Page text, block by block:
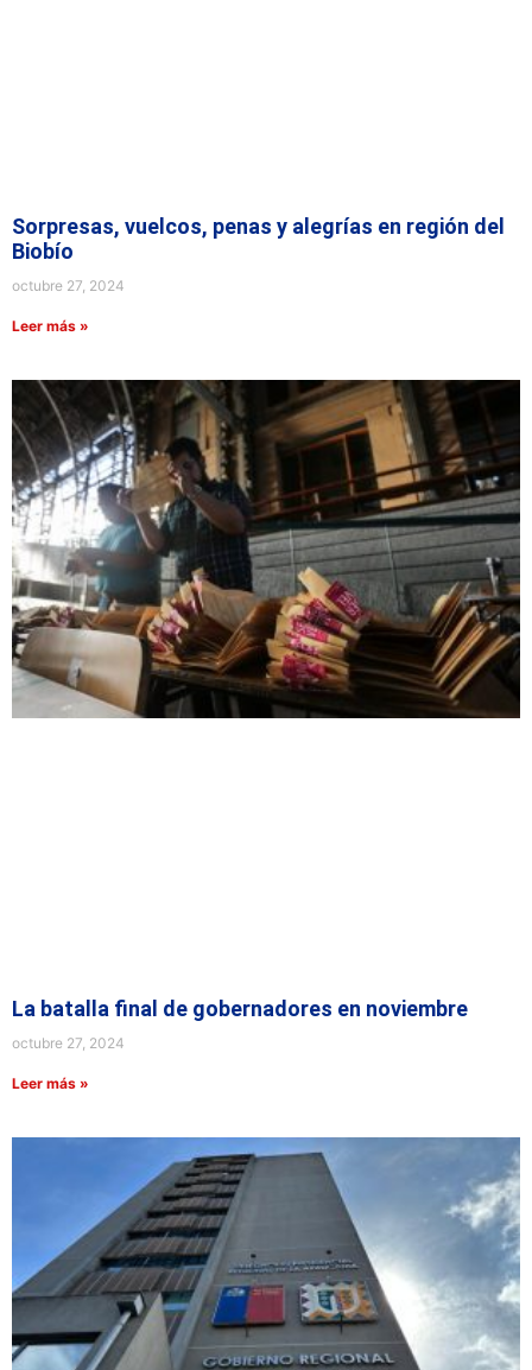
Sorpresas, vuelcos, penas y alegrías en región del
Biobío
octubre 27, 2024
Leer más »
La batalla final de gobernadores en noviembre
octubre 27, 2024
Leer más »